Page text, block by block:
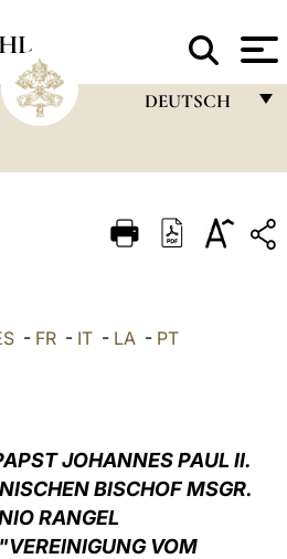
DEUTSCH
ITALIANO
中文
- FR- IT- LA- PT
JOHANNES PAUL II.
BISCHOF MSGR.
RANGEL
VOM